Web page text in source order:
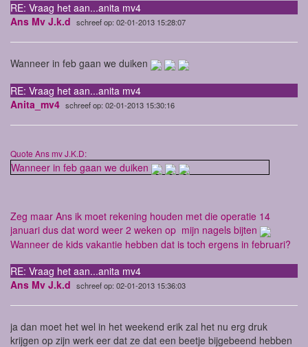
RE: Vraag het aan...anita mv4
Ans Mv J.k.d schreef op: 02-01-2013 15:28:07
Wanneer in feb gaan we duiken
RE: Vraag het aan...anita mv4
Anita_mv4 schreef op: 02-01-2013 15:30:16
Quote Ans mv J.K.D:
Wanneer in feb gaan we duiken
Zeg maar Ans ik moet rekening houden met die operatie 14
januari dus dat word weer 2 weken op mijn nagels bijten
Wanneer de kids vakantie hebben dat is toch ergens in februari?
RE: Vraag het aan...anita mv4
Ans Mv J.k.d schreef op: 02-01-2013 15:36:03
ja dan moet het wel in het weekend erik zal het nu erg druk
krijgen op zijn werk eer dat ze dat een beetje bijgebeend hebben